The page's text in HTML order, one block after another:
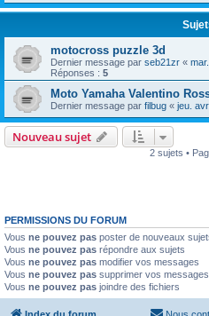
motocross puzzle 3d
Dernier message par seb21zr «
Réponses : 5
Moto Yamaha Valentino
Dernier message par filbug « jeu.
Nouveau sujet
2 sujets •
PERMISSIONS DU FORUM
Vous ne pouvez pas poster de nouveaux
Vous ne pouvez pas répondre aux sujets
Vous ne pouvez pas modifier vos messages
Vous ne pouvez pas supprimer vos messages
Vous ne pouvez pas joindre des fichiers